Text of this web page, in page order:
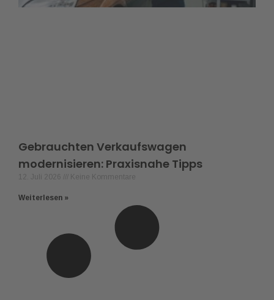
Gebrauchten Verkaufswagen
modernisieren: Praxisnahe Tipps
12. Juli 2026 Keine Kommentare
Weiterlesen »